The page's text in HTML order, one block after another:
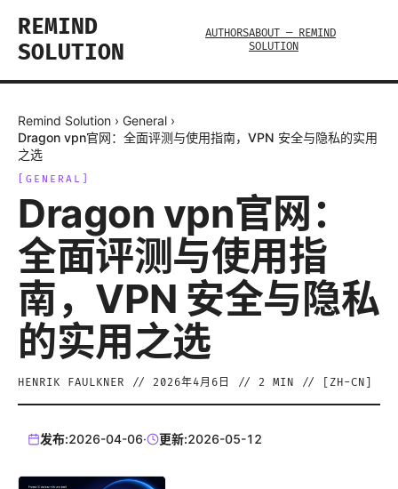
REMIND
SOLUTION
AUTHORSABOUT — REMIND
SOLUTION
Remind Solution › General ›
Dragon vpn官网：全面评测与使用指南，VPN 安全与隐私的实用
之选
GENERAL
Dragon vpn官网：
全面评测与使用指
南，VPN 安全与隐私
的实用之选
HENRIK FAULKNER // 2026年4月6日 // 2 MIN // [ ZH-CN
发布:2026-04-06· 更新:2026-05-12